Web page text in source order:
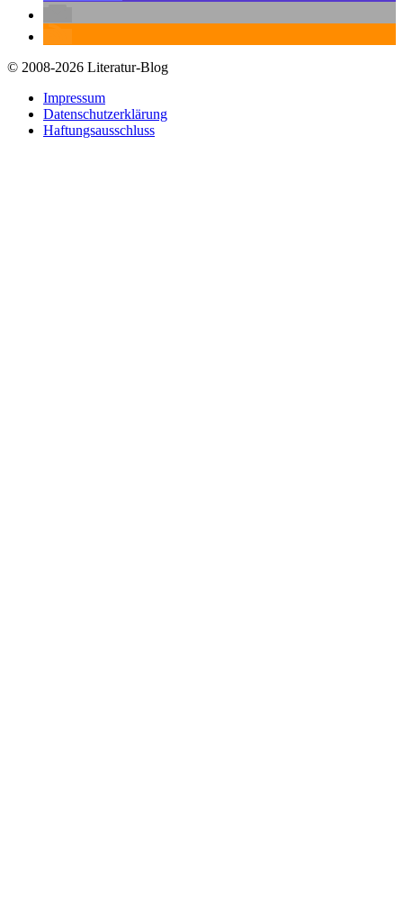
© 2008-2026 Literatur-Blog
Impressum
Datenschutzerklärung
Haftungsausschluss